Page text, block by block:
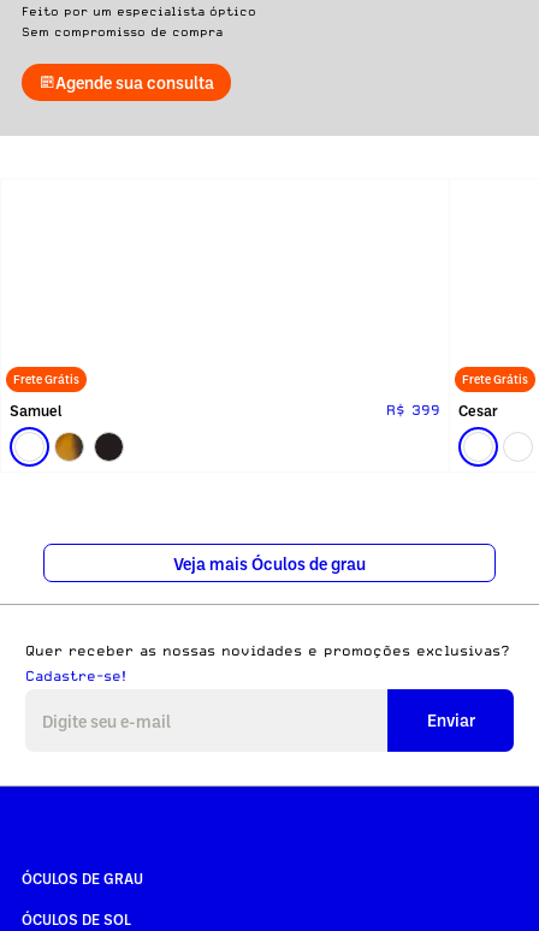
Feito por um especialista óptico
Sem compromisso de compra
Agende sua consulta
Frete Grátis
Samuel R$ 399
Frete Grátis
Cesar
Veja mais Óculos de grau
Quer receber as nossas novidades e promoções exclusivas?
Cadastre-se!
Enviar
ÓCULOS DE GRAU
ÓCULOS DE SOL